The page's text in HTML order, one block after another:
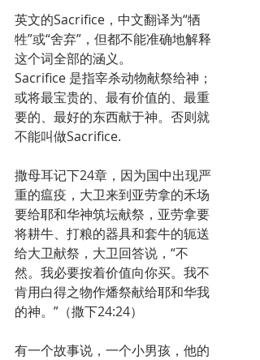
英文的Sacrifice，中文翻译为“牺
牲”或“舍弃”，但都不能准确地解释
这个词全部的涵义。
Sacrifice 是指宰杀动物献祭给神；
或将最宝贵的、最有价值的、最重
要的、最好的东西献于神。否则就
不能叫做Sacrifice.
撒母耳记下24章，因为国中出现严
重的瘟疫，大卫来到亚劳拿的禾场
要给耶和华神筑坛献祭，亚劳拿要
将耕牛、打粮的器具和套牛的轭送
给大卫献祭，大卫回答说，“不
然。我必要按着价值向你买。我不
肯用白得之物作燔祭献给耶和华我
的神。”（撒下24:24）
有一个故事说，一个小男孩，他的